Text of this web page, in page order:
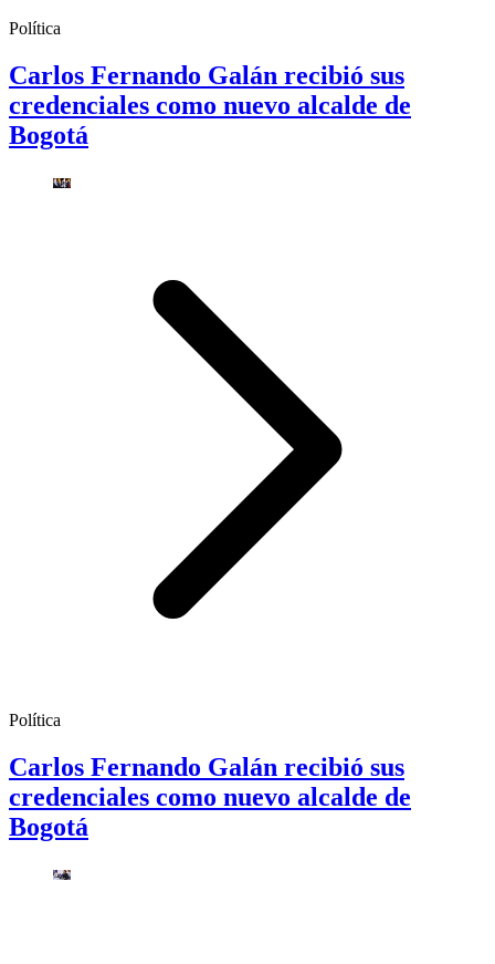
Política
Carlos Fernando Galán recibió sus
credenciales como nuevo alcalde de
Bogotá
Política
Carlos Fernando Galán recibió sus
credenciales como nuevo alcalde de
Bogotá